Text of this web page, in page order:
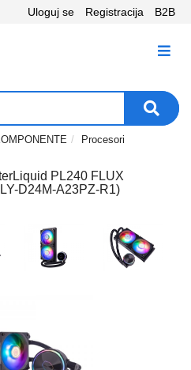
Uloguj se Registracija B2B
Procesori
PL240 FLUX
D24M-A23PZ-R1)